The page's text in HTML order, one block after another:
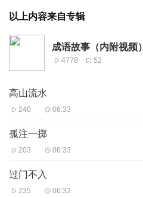
以上内容来自专辑
成语故事（内附视频）
4778 52
高山流水
240 06:33
孤注一掷
203 06:33
过门不入
235 06:32